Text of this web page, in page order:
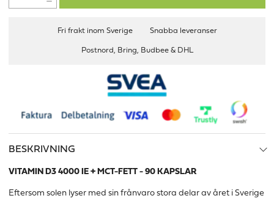
Fri frakt inom Sverige Snabba leveranser
Postnord, Bring, Budbee & DHL
BESKRIVNING
VITAMIN D3 4000 IE + MCT-FETT - 90 KAPSLAR
Eftersom solen lyser med sin frånvaro stora delar av året i Sverige